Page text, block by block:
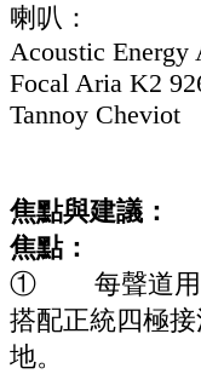
喇叭：
Acoustic Energy
Focal Aria K2
Tannoy Cheviot
焦點與建議：
焦點：
① 每聲道用兩
搭配正統四極
地。